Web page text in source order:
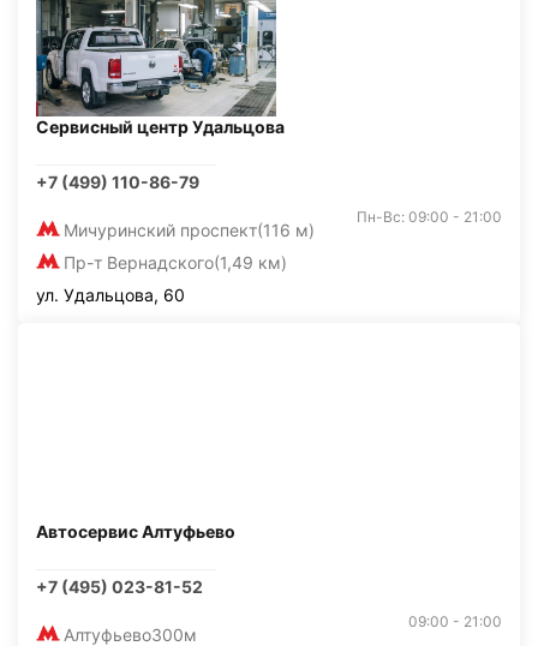
Сервисный центр Удальцова
+7 (499) 110-86-79
Мичуринский проспект(116 м)
Пр-т Вернадского(1,49 км)
Пн-Вс: 09:00 - 21:00
ул. Удальцова, 60
Автосервис Алтуфьево
+7 (495) 023-81-52
Алтуфьево300м
09:00 - 21:00